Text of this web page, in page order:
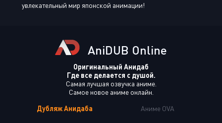
увлекательный мир японской анимации!
AniDUB Online
Оригинальный Анидаб
Где все делается с душой.
Самая лучшая озвучка аниме.
Самое новое аниме онлайн.
Дубляж Анидаба
Аниме OVA